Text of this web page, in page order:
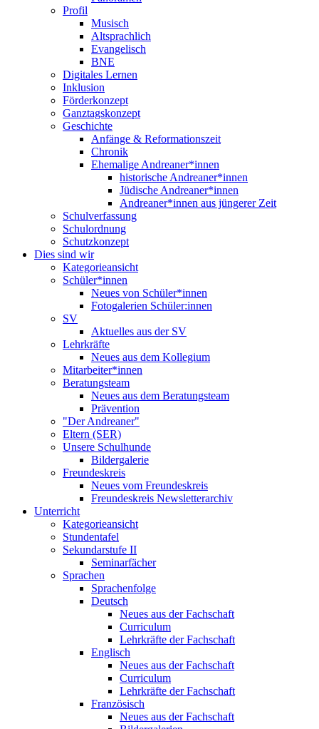
Profil
Musisch
Altsprachlich
Evangelisch
BNE
Digitales Lernen
Inklusion
Förderkonzept
Ganztagskonzept
Geschichte
Anfänge & Reformationszeit
Chronik
Ehemalige Andreaner*innen
historische Andreaner*innen
Jüdische Andreaner*innen
Andreaner*innen aus jüngerer Zeit
Schulverfassung
Schulordnung
Schutzkonzept
Dies sind wir
Kategorieansicht
Schüler*innen
Neues von Schüler*innen
Fotogalerien Schüler:innen
SV
Aktuelles aus der SV
Lehrkräfte
Neues aus dem Kollegium
Mitarbeiter*innen
Beratungsteam
Neues aus dem Beratungsteam
Prävention
"Der Andreaner"
Eltern (SER)
Unsere Schulhunde
Bildergalerie
Freundeskreis
Neues vom Freundeskreis
Freundeskreis Newsletterarchiv
Unterricht
Kategorieansicht
Stundentafel
Sekundarstufe II
Seminarfächer
Sprachen
Sprachenfolge
Deutsch
Neues aus der Fachschaft
Curriculum
Lehrkräfte der Fachschaft
Englisch
Neues aus der Fachschaft
Curriculum
Lehrkräfte der Fachschaft
Französisch
Neues aus der Fachschaft